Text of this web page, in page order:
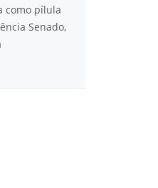
como pílula
Senado,